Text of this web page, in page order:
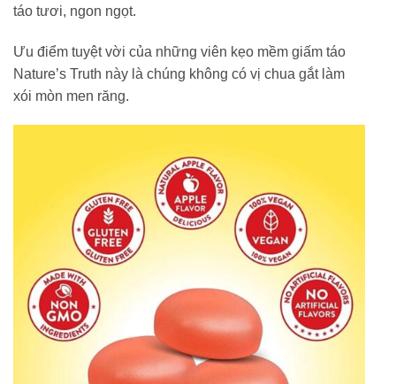
táo tươi, ngon ngọt.
Ưu điểm tuyệt vời của những viên kẹo mềm giấm táo
Nature’s Truth này là chúng không có vị chua gắt làm
xói mòn men răng.